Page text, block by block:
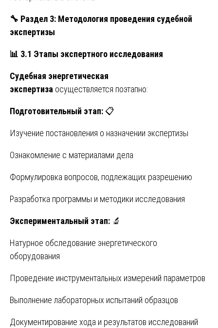
🔧 Раздел 3: Методология проведения судебной
экспертизы
📊 3.1 Этапы экспертного исследования
Судебная энергетическая
экспертиза осуществляется поэтапно:
Подготовительный этап: 📋
Изучение постановления о назначении экспертизы
Ознакомление с материалами дела
Формулировка вопросов, подлежащих разрешению
Разработка программы и методики исследования
Экспериментальный этап: 🔬
Натурное обследование энергетического
оборудования
Проведение инструментальных измерений параметров
Выполнение лабораторных испытаний образцов
Документирование хода и результатов исследований